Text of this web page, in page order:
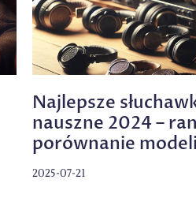
Najlepsze
nauszne 2024 –
porównanie modeli
2025-07-21